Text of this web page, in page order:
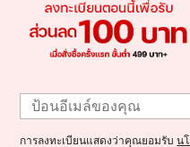
Save ฿14
Blueprint Man เสื้อยืดผู้ชาย 1 ชิ้น คอเ
ฮนลีย์ ผ้าถักลายวาฟเฟิล คอวีเล็ก ทรงห
ลวม บาง ระบายอากาศได้ดี ใส่สบาย มี
กระดุม สไตล์ Old Money ทรงยุโรป ไซ
ส์ใหญ่กว่าปกติ กรุณาเลือกไซส์เล็กลงเพื่
#1 ขายดี ใน มีรอยบาก เสื้อยืดผู้ชาย
100+ sold
การลงทะเบียนแสดงว่าคุณยอมรับน